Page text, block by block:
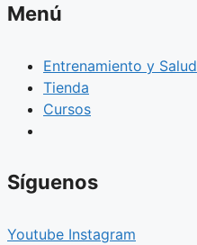
Menú
Entrenamiento y Salud
Tienda
Cursos
Síguenos
Youtube Instagram